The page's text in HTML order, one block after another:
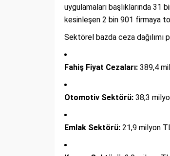
uygulamaları başlıklarında 31
kesinleşen 2 bin 901 firmaya
Sektörel bazda ceza dağılımı
Fahiş Fiyat Cezaları: 389,4
Otomotiv Sektörü: 38,3
Emlak Sektörü: 21,9 milyon